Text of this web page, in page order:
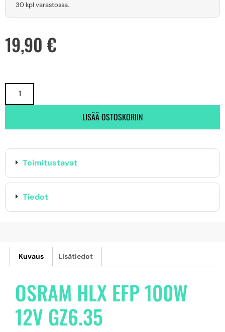
30 kpl varastossa.
19,90 €
LISÄÄ OSTOSKORIIN
Toimitustavat
Tiedot
Kuvaus Lisätiedot
OSRAM HLX EFP 100W
12V GZ6.35